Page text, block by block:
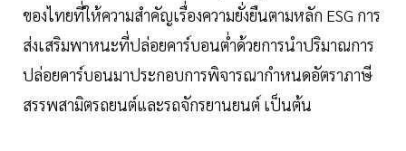
ของไทยที่ให้ความสำคัญเรื่องความยั่งยืนตามหลัก ESG การ
ส่งเสริมพาหนะที่ปล่อยคาร์บอนต่ำด้วยการนำปริมาณการ
ปล่อยคาร์บอนมาประกอบการพิจารณากำหนดอัตราภาษี
สรรพสามิตรถยนต์และรถจักรยานยนต์ เป็นต้น